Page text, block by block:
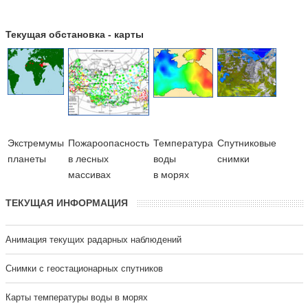
Текущая обстановка - карты
Экстремумы
планеты
Пожароопасность
в лесных
массивах
Температура
воды
в морях
Cпутниковые
снимки
ТЕКУЩАЯ ИНФОРМАЦИЯ
Анимация текущих радарных наблюдений
Cнимки с геостационарных спутников
Карты температуры воды в морях